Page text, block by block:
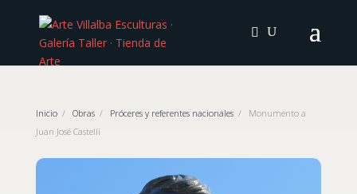
Inicio/ Obras/ Próceres y referentes nacionales/ Monumento a
Juan José Castelli